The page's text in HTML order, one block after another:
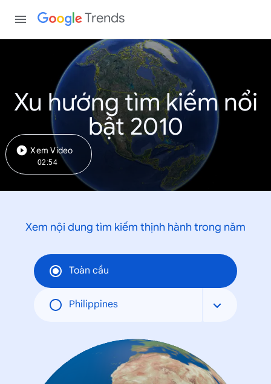
Trends
Xu hướng tìm kiếm nổi
bật 2010
Xem Video
02:54
Xem nội dung tìm kiếm thịnh hành trong năm
Toàn cầu
Philippines